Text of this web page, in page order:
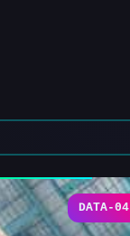
DATA-04